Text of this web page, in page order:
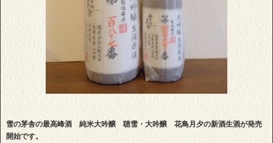
雪の茅舎の最高峰酒 純米大吟醸 聴雪・大吟醸 花鳥月夕の新酒生酒が発売
開始です。